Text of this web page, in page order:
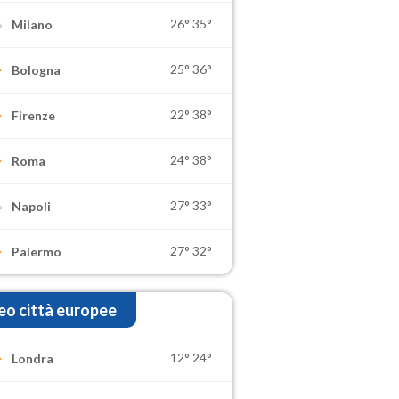
Milano 26° 35°
Bologna 25° 36°
Firenze 22° 38°
Roma 24° 38°
Napoli 27° 33°
Palermo 27° 32°
città europee
Londra 12° 24°